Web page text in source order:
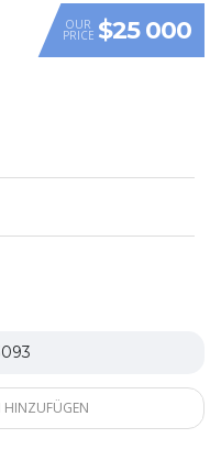
VIDEO
OUR
PRICE $25 000
HINZUFÜGEN